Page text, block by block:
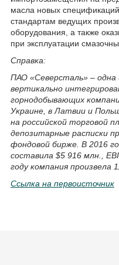
масла новых
стандартам ведущих
оборудования, а также
при эксплуатации
Справка:
ПАО «Северсталь» – одна
вертикально
горнодобывающих
Украине, в Латвии и
на российской торговой
депозитарные расписки
фондовой бирже. В 2016
составила $5 916 млн.,
году компания произвела
Ссылка на первоисточник